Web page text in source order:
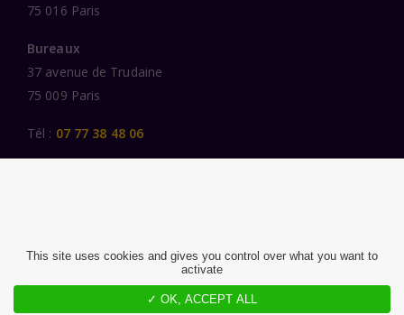
75 016 Paris
Bureaux
37 avenue de Trudaine
75 009 Paris
Tél : 07 77 38 48 06
DES FEMMES ET DES HOMMES ENGAGÉS
This site uses cookies and gives you control over what you want to
activate
✓ OK, ACCEPT ALL